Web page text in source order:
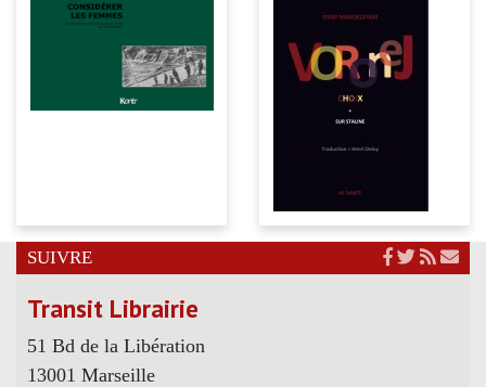
SUIVRE
Transit Librairie
51 Bd de la Libération
13001 Marseille